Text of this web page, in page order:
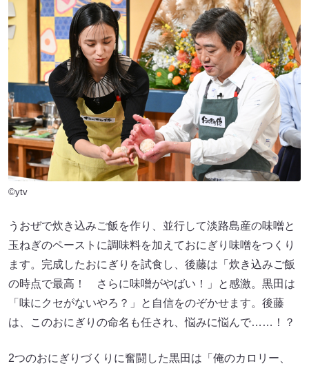
©ytv
うおぜで炊き込みご飯を作り、並行して淡路島産の味噌と
玉ねぎのペーストに調味料を加えておにぎり味噌をつくり
ます。完成したおにぎりを試食し、後藤は「炊き込みご飯
の時点で最高！ さらに味噌がやばい！」と感激。黒田は
「味にクセがないやろ？」と自信をのぞかせます。後藤
は、このおにぎりの命名も任され、悩みに悩んで……！？
2つのおにぎりづくりに奮闘した黒田は「俺のカロリー、